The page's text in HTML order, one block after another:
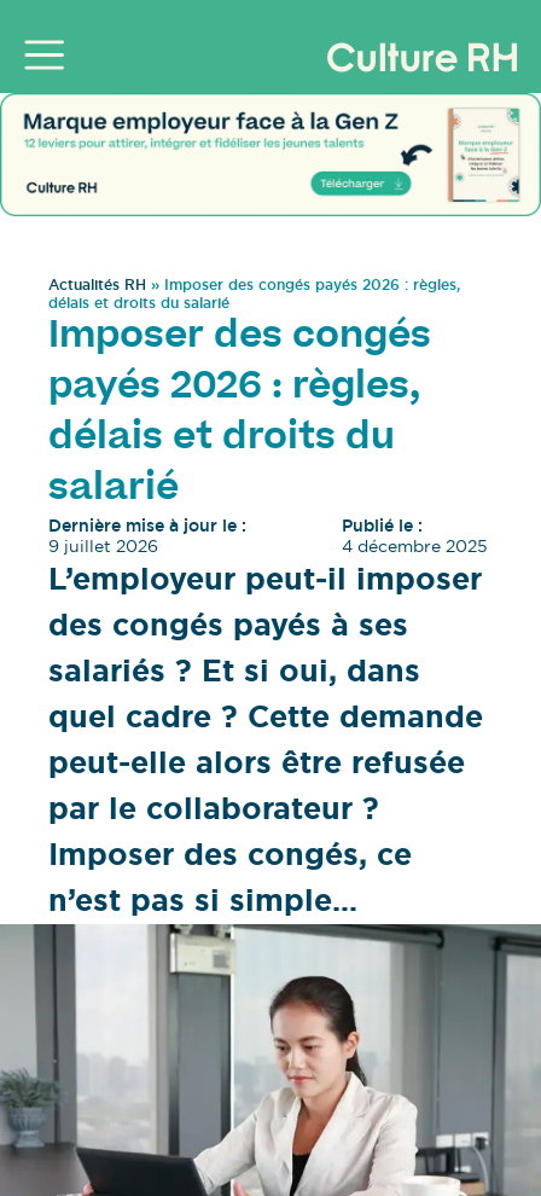
Actualités RH » Imposer des congés payés 2026 : règles,
délais et droits du salarié
Imposer des congés
payés 2026 : règles,
délais et droits du
salarié
Dernière mise à jour le :
9 juillet 2026
Publié le :
4 décembre 2025
L’employeur peut-il imposer
des congés payés à ses
salariés ? Et si oui, dans
quel cadre ? Cette demande
peut-elle alors être refusée
par le collaborateur ?
Imposer des congés, ce
n’est pas si simple…